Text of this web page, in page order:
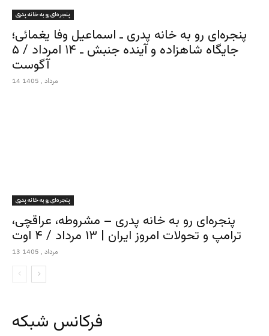
پنجره‌ای رو به خانه پدری
پنجره‌ای رو به خانه پدری ـ اسماعیل وفا یغمائی؛
جایگاه شاهزاده و آینده جنبش ـ ۱۴ امرداد / ۵
آگوست
14 مرداد , 1405
پنجره‌ای رو به خانه پدری
پنجره‌ای رو به خانه پدری – مشروطه، عراقچی،
ترامپ و تحولات امروز ایران | ۱۳ مرداد / ۴ اوت
13 مرداد , 1405
فرکانس شبکه